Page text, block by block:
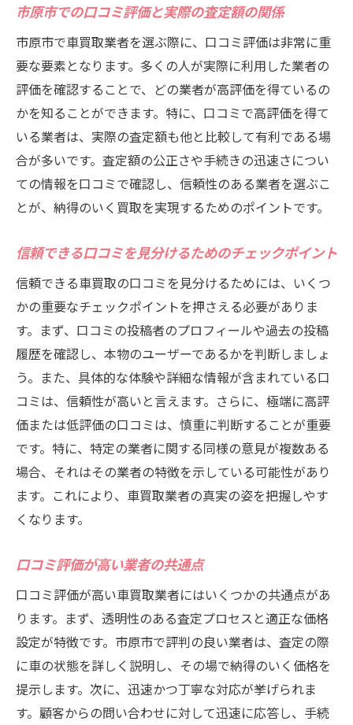
市原市での口コミ評価と実際の査定額の関係
市原市で車買取業者を選ぶ際に、口コミ評価は非常に重
要な要素となります。多くの人が実際に利用した業者の
評価を確認することで、どの業者が高評価を得ているの
かを知ることができます。特に、口コミで高評価を得て
いる業者は、実際の査定額も他と比較して有利である場
合が多いです。査定額の公正さや手続きの迅速さについ
ての情報を口コミで確認し、信頼性のある業者を選ぶこ
とが、納得のいく買取を実現するためのポイントです。
信頼できる口コミを見分けるためのチェックポイント
信頼できる車買取の口コミを見分けるためには、いくつ
かの重要なチェックポイントを押さえる必要がありま
す。まず、口コミの投稿者のプロフィールや過去の投稿
履歴を確認し、本物のユーザーであるかを判断しましょ
う。また、具体的な体験や詳細な情報が含まれている口
コミは、信頼性が高いと言えます。さらに、極端に高評
価または低評価の口コミは、慎重に判断することが重要
です。特に、特定の業者に関する同様の意見が複数ある
場合、それはその業者の特徴を示している可能性があり
ます。これにより、車買取業者の真実の姿を把握しやす
くなります。
口コミ評価が高い業者の共通点
口コミ評価が高い車買取業者にはいくつかの共通点があ
ります。まず、透明性のある査定プロセスと適正な価格
設定が特徴です。市原市で評判の良い業者は、査定の際
に車の状態を詳しく説明し、その場で納得のいく価格を
提示します。次に、迅速かつ丁寧な対応が挙げられま
す。顧客からの問い合わせに対して迅速に応答し、手続